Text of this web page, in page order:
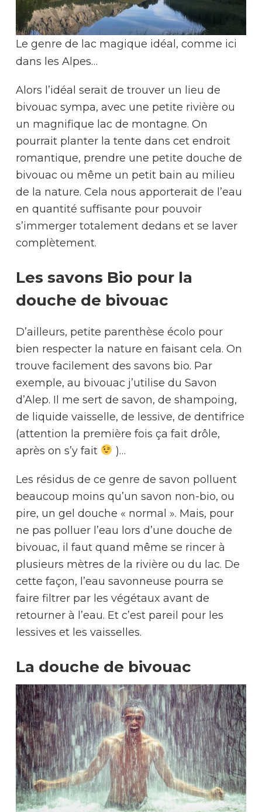
Le genre de lac magique idéal, comme ici
dans les Alpes…
Alors l’idéal serait de trouver un lieu de
bivouac sympa, avec une petite rivière ou
un magnifique lac de montagne. On
pourrait planter la tente dans cet endroit
romantique, prendre une petite douche de
bivouac ou même un petit bain au milieu
de la nature. Cela nous apporterait de l’eau
en quantité suffisante pour pouvoir
s’immerger totalement dedans et se laver
complètement.
Les savons Bio pour la
douche de bivouac
D’ailleurs, petite parenthèse écolo pour
bien respecter la nature en faisant cela. On
trouve facilement des savons bio. Par
exemple, au bivouac j’utilise du Savon
d’Alep. Il me sert de savon, de shampoing,
de liquide vaisselle, de lessive, de dentifrice
(attention la première fois ça fait drôle,
après on s’y fait
)…
Les résidus de ce genre de savon polluent
beaucoup moins qu’un savon non-bio, ou
pire, un gel douche « normal ». Mais, pour
ne pas polluer l’eau lors d’une douche de
bivouac, il faut quand même se rincer à
plusieurs mètres de la rivière ou du lac. De
cette façon, l’eau savonneuse pourra se
faire filtrer par les végétaux avant de
retourner à l’eau. Et c’est pareil pour les
lessives et les vaisselles.
La douche de bivouac